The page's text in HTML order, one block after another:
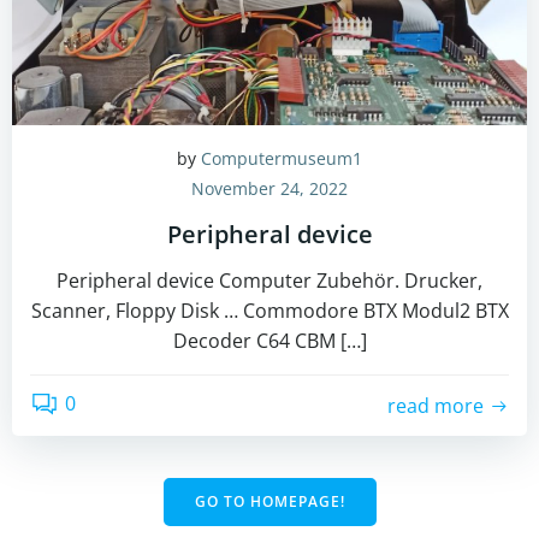
by Computermuseum1
November 24, 2022
Peripheral device
Peripheral device Computer Zubehör. Drucker,
Scanner, Floppy Disk … Commodore BTX Modul2 BTX
Decoder C64 CBM […]
0 read more
GO TO HOMEPAGE!